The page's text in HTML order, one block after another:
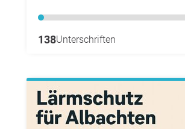
138Unterschriften